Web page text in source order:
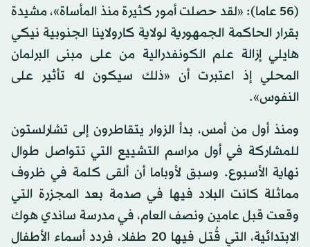
(56 عاما): «لقد حصلت أمور كثيرة منذ المأساة»، مشيدة
بقرار الحاكمة الجمهورية لولاية كارولاينا الجنوبية نيكي
هايلي إزالة علم الكونفدرالية من على مبنى البرلمان
المحلي إذ اعتبرت أن «ذلك سيكون له تأثير على
النفوس».
ومنذ أول من أمس، بدأ الزوار يتقاطرون إلى تشارلستون
للمشاركة في أول مراسم التشييع التي تتواصل طوال
نهاية الأسبوع. وسبق لأوباما أن ألقى كلمة في ظروف
مماثلة كانت البلاد فيها في صدمة بعد المجزرة التي
وقعت قبل عامين ونصف العام، في مدرسة ساندي هوك
الابتدائية، التي قُتل فيها 20 طفلا، فردد أسماء الأطفال